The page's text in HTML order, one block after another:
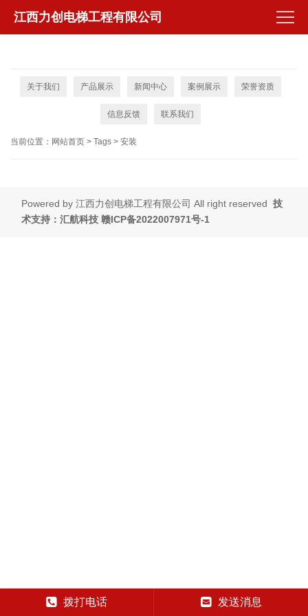
江西力创电梯工程有限公司
关于我们 产品展示 新闻中心 案例展示 荣誉资质
信息反馈 联系我们
当前位置： 网站首页 > Tags > 安装
Powered by江西力创电梯工程有限公司 All right reserved技
术支持：汇航科技赣ICP备2022007971号-1
拨打电话 发送消息